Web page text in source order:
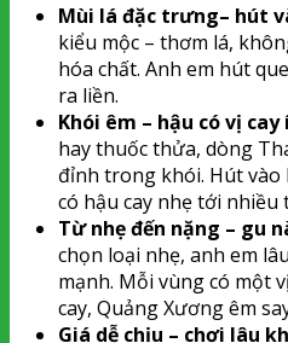
Mùi lá đặc trưng– hút
kiểu mộc – thơm lá,
hóa chất. Anh em hút
ra liền.
Khói êm – hậu có vị
hay thuốc thửa, dòng
đỉnh trong khói. Hút vào
có hậu cay nhẹ tới nhiều
Từ nhẹ đến nặng – gu
chọn loại nhẹ, anh em
mạnh. Mỗi vùng có một
cay, Quảng Xương êm
Giá dễ chịu – chơi lâu